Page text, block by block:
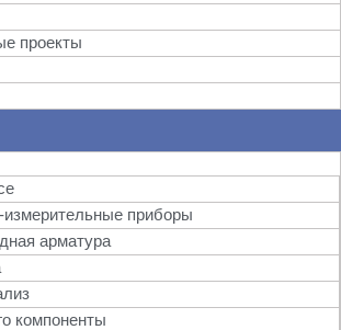
проекты
измерительные приборы
арматура
компоненты